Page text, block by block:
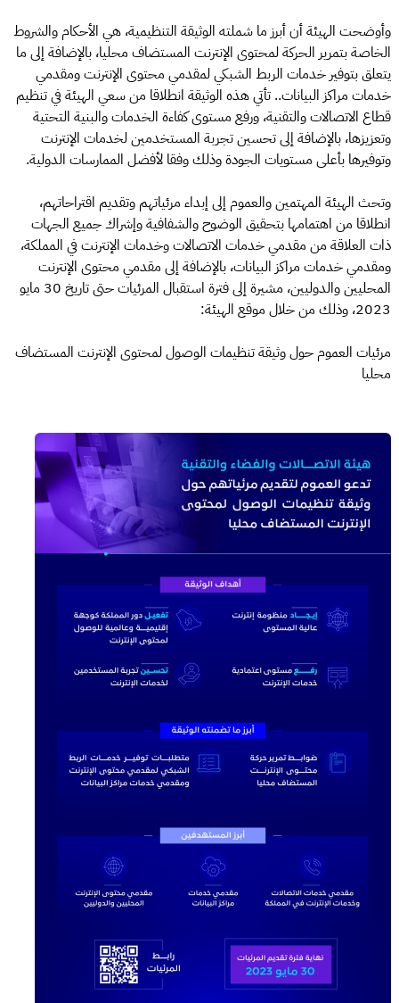
وأوضحت الهيئة أن أبرز ما شملته الوثيقة التنظيمية، هي الأحكام والشروط
الخاصة بتمرير الحركة لمحتوى الإنترنت المستضاف محليا، بالإضافة إلى ما
يتعلق بتوفير خدمات الربط الشبكي لمقدمي محتوى الإنترنت ومقدمي
خدمات مراكز البيانات.. تأتي هذه الوثيقة انطلاقا من سعي الهيئة في تنظيم
قطاع الاتصالات والتقنية، ورفع مستوى كفاءة الخدمات والبنية التحتية
وتعزيزها، بالإضافة إلى تحسين تجربة المستخدمين لخدمات الإنترنت
وتوفيرها بأعلى مستويات الجودة وذلك وفقا لأفضل الممارسات الدولية.
وتحث الهيئة المهتمين والعموم إلى إبداء مرئياتهم وتقديم اقتراحاتهم،
انطلاقا من اهتمامها بتحقيق الوضوح والشفافية وإشراك جميع الجهات
ذات العلاقة من مقدمي خدمات الاتصالات وخدمات الإنترنت في المملكة،
ومقدمي خدمات مراكز البيانات، بالإضافة إلى مقدمي محتوى الإنترنت
المحليين والدوليين، مشيرة إلى فترة استقبال المرئيات حتى تاريخ 30 مايو
2023، وذلك من خلال موقع الهيئة:
مرئيات العموم حول وثيقة تنظيمات الوصول لمحتوى الإنترنت المستضاف
محليا